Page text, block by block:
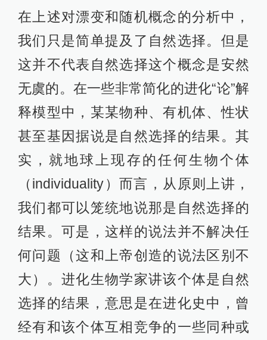
在上述对漂变和随机概念的分析中，
我们只是简单提及了自然选择。但是
这并不代表自然选择这个概念是安然
无虞的。在一些非常简化的进化“论”解
释模型中，某某物种、有机体、性状
甚至基因据说是自然选择的结果。其
实，就地球上现存的任何生物个体
（individuality）而言，从原则上讲，
我们都可以笼统地说那是自然选择的
结果。可是，这样的说法并不解决任
何问题（这和上帝创造的说法区别不
大）。进化生物学家讲该个体是自然
选择的结果，意思是在进化史中，曾
经有和该个体互相竞争的一些同种或